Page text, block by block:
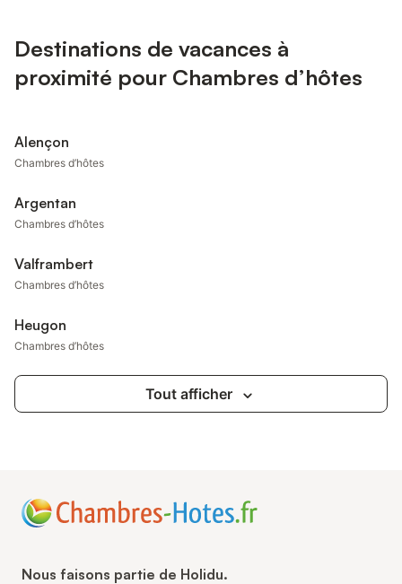
Destinations de vacances à
proximité pour Chambres d’hôtes
Alençon
Chambres d’hôtes
Argentan
Chambres d’hôtes
Valframbert
Chambres d’hôtes
Heugon
Chambres d’hôtes
Tout afficher
Nous faisons partie de Holidu.